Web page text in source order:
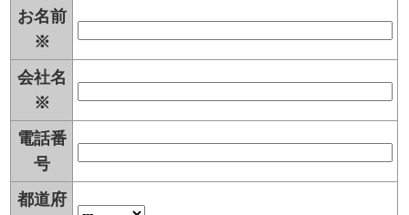
お名前
※
会社名
※
電話番
号
都道府